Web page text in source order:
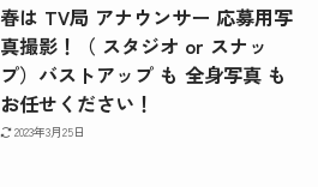
春は TV局 アナウンサー 応募用写
真撮影！（ スタジオ or スナッ
プ）バストアップ も 全身写真 も
お任せください！
2023年3月25日